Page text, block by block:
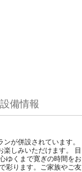
設備情報
が併設されています。
楽しみいただけます。 目
ゆくまで寛ぎの時間をお
彩ります。ご家族やご友